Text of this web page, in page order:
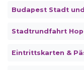
Budapest Stadt
Stadtrundfahrt
Eintrittskarten &